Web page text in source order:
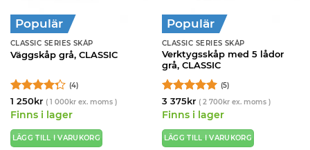
Populär
CLASSIC SERIES SKÅP
Väggskåp grå, CLASSIC
Betygsatt
4.25av 5
(4)
1 250kr ( 1 000krex. moms )
Finns i lager
LÄGG TILL I VARUKORG
Populär
CLASSIC SERIES SKÅP
Verktygsskåp med 5 lådor
grå, CLASSIC
Betygsatt 5
av 5
(5)
3 375kr ( 2 700krex. moms )
Finns i lager
LÄGG TILL I VARUKORG